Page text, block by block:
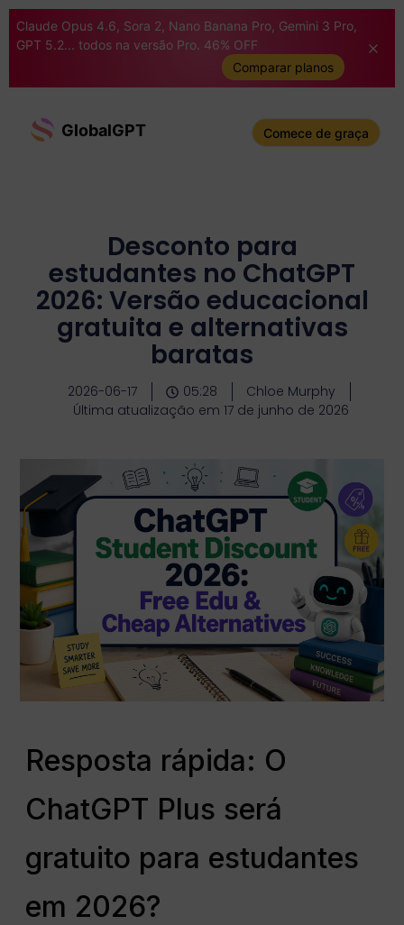
Claude Opus 4.6, Sora 2, Nano Banana Pro, Gemini 3 Pro,
GPT 5.2... todos na versão Pro. 46% OFF
Comparar planos
GlobalGPT Comece de graça
Desconto para
estudantes no ChatGPT
2026: Versão educacional
gratuita e alternativas
baratas
2026-06-17 05:28
Chloe Murphy
Última atualização em 17 de junho de 2026
Resposta rápida: O
ChatGPT Plus será
gratuito para estudantes
em 2026?